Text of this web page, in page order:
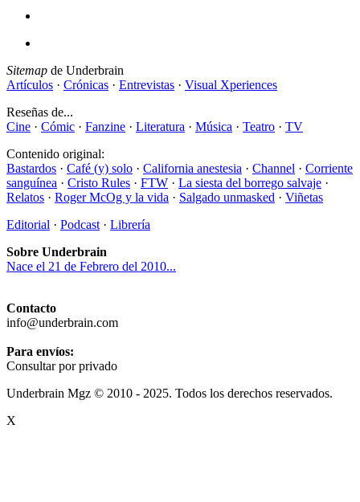
Sitemap de Underbrain
Artículos · Crónicas · Entrevistas · Visual Xperiences
Reseñas de...
Cine · Cómic · Fanzine · Literatura · Música · Teatro · TV
Contenido original:
Bastardos · Café (y) solo · California anestesia · Channel · Corriente
sanguínea · Cristo Rules · FTW · La siesta del borrego salvaje ·
Relatos · Roger McOg y la vida · Salgado unmasked · Viñetas
Editorial · Podcast · Librería
Sobre Underbrain
Nace el 21 de Febrero del 2010...
Contacto
info@underbrain.com
Para envíos:
Consultar por privado
Underbrain Mgz © 2010 - 2025. Todos los derechos reservados.
X